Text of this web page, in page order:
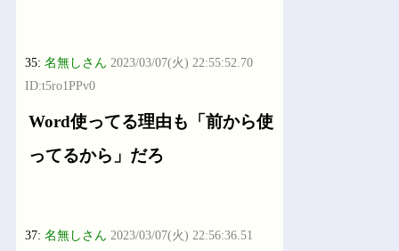
35:名無しさん 2023/03/07(火) 22:55:52.70
ID:t5ro1PPv0
Word使ってる理由も「前から使
ってるから」だろ
37:名無しさん 2023/03/07(火) 22:56:36.51